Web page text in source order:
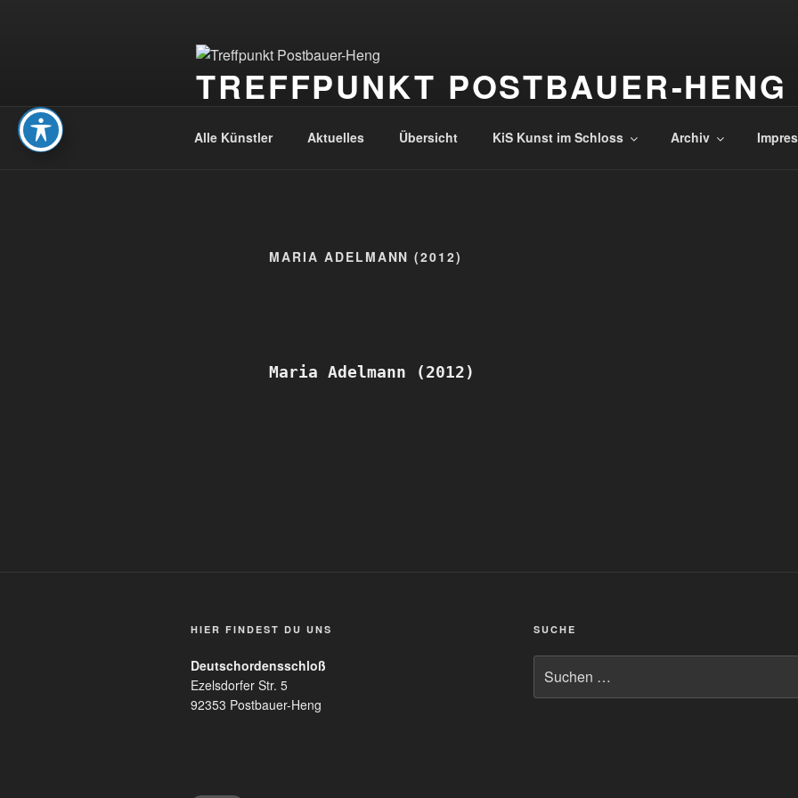
TREFFPUNKT POSTBAUER-HENG
Alle Künstler Aktuelles Übersicht KiS Kunst im Schloss Archiv
MARIA ADELMANN (2012)
Maria Adelmann (2012)
HIER FINDEST DU UNS
Deutschordensschloß
Ezelsdorfer Str. 5
92353 Postbauer-Heng
SUCHE
nach: